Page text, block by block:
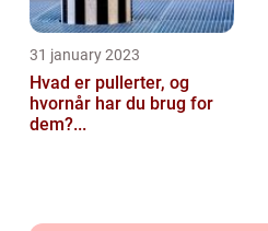
31 january 2023
Hvad er pullerter, og
hvornår har du brug for
dem?...